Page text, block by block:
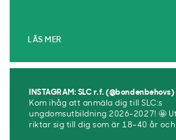
LÄS MER
INSTAGRAM: SLC r.f. (@bondenbehovs)
Kom ihåg att anmäla dig till SLC:s
ungdomsutbildning 2026-2027! 🤩
riktar sig till dig som är 18–40 år och